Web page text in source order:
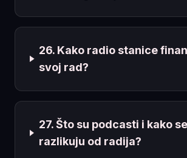
26. Kako radio stanice
svoj rad?
27. Što su podcasti i kako se
razlikuju od radija?